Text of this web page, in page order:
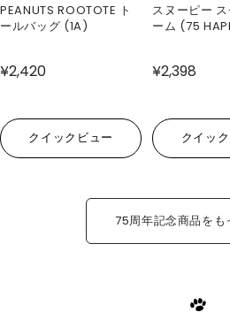
PEANUTS ROOTOTE ト
ールバッグ (1A)
¥2,420
クイックビュー
スヌーピー
ーム (75
¥2,398
クイッ
75周年記念商品をも